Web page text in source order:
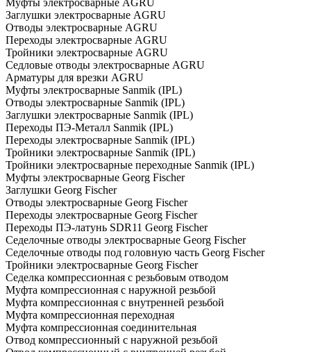
Муфты электросварные AGRU
Заглушки электросварные AGRU
Отводы электросварные AGRU
Переходы электросварные AGRU
Тройники электросварные AGRU
Седловые отводы электросварные AGRU
Арматуры для врезки AGRU
Муфты электросварные Sanmik (IPL)
Отводы электросварные Sanmik (IPL)
Заглушки электросварные Sanmik (IPL)
Переходы ПЭ-Металл Sanmik (IPL)
Переходы электросварные Sanmik (IPL)
Тройники электросварные Sanmik (IPL)
Тройники электросварные переходные Sanmik (IPL)
Муфты электросварные Georg Fischer
Заглушки Georg Fischer
Отводы электросварные Georg Fischer
Переходы электросварные Georg Fischer
Переходы ПЭ-латунь SDR11 Georg Fischer
Седелочные отводы электросварные Georg Fischer
Седелочные отводы под головную часть Georg Fischer
Тройники электросварные Georg Fischer
Седелка компрессионная с резьбовым отводом
Муфта компрессионная с наружной резьбой
Муфта компрессионная с внутренней резьбой
Муфта компрессионная переходная
Муфта компрессионная соединительная
Отвод компрессионный с наружной резьбой